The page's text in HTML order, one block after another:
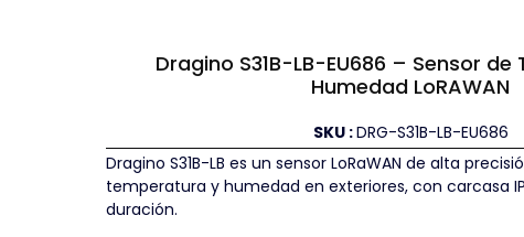
Dragino S31B-LB-EU686 – Sensor
Humedad LoRAWAN
SKU :DRG-S31B-LB-EU686
Dragino S31B-LB es un sensor LoRaWAN de alta
temperatura y humedad en exteriores, con carcasa
duración.